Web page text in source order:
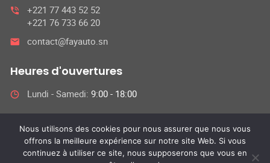
+221 77 443 52 52
+221 76 733 66 20
contact@fayauto.sn
Heures d'ouvertures
Lundi - Samedi: 9:00 - 18:00
© 2025 Fayauto,
Tous Droits Réservés
Nous utilisons des cookies pour nous assurer que nous vous
offrons la meilleure expérience sur notre site Web. Si vous
continuez à utiliser ce site, nous supposerons que vous en